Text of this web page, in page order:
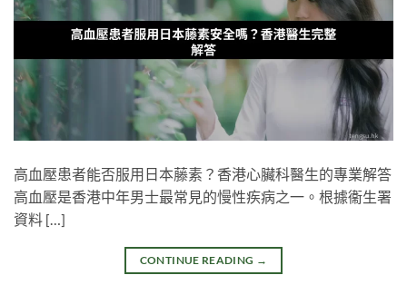
高血壓患者能否服用日本藤素？香港心臟科醫生的專業解答
高血壓是香港中年男士最常見的慢性疾病之一。根據衞生署
資料 […]
CONTINUE READING →